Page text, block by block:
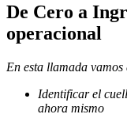
De Cero a
operacional
En esta llamada vamos
Identificar el
ahora mismo